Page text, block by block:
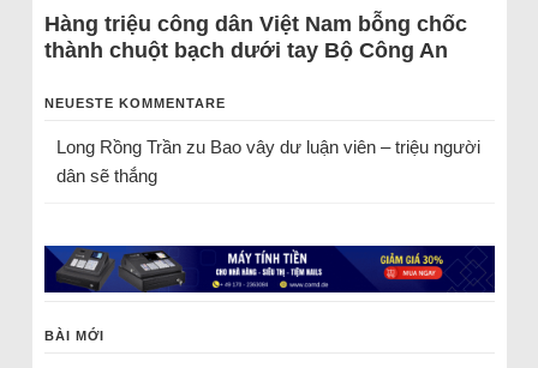
Hàng triệu công dân Việt Nam bỗng chốc
thành chuột bạch dưới tay Bộ Công An
NEUESTE KOMMENTARE
Long Rồng Trầnzu Bao vây dư luận viên – triệu người
dân sẽ thắng
BÀI MỚI